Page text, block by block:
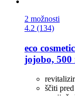
2 možnosti
4.2 (134)
eco
jojobo, 500
ščiti